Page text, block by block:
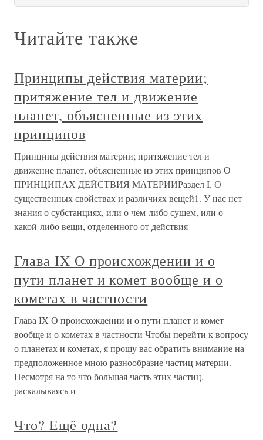
Читайте также
Принципы действия материи;
притяжение тел и движение
планет, объясненные из этих
принципов
Принципы действия материи; притяжение тел и
движение планет, объясненные из этих принципов О
ПРИНЦИПАХ ДЕЙСТВИЯ МАТЕРИИРаздел I. О
существенных свойствах и различиях вещей1. У нас нет
знания о субстанциях, или о чем-либо сущем, или о
какой-либо вещи, отделенного от действия
Глава IX О происхождении и о
пути планет и комет вообще и о
кометах в частности
Глава IX О происхождении и о пути планет и комет
вообще и о кометах в частности Чтобы перейти к вопросу
о планетах и кометах, я прошу вас обратить внимание на
предположенное мною разнообразие частиц материи.
Несмотря на то что большая часть этих частиц,
раскалываясь и
Что? Ещё одна?